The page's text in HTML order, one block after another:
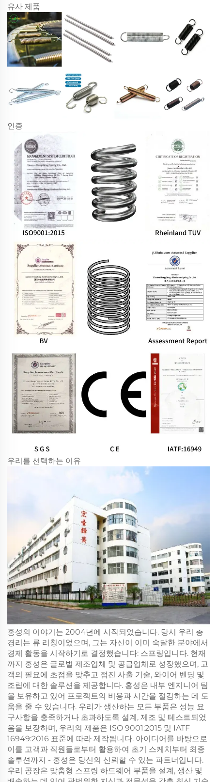
유사 제품
인증
우리를 선택하는 이유
홍성의 이야기는 2004년에 시작되었습니다. 당시 우리 총
경리는 류 리칭이었으며, 그는 자신이 이미 숙달한 분야에서
경제 활동을 시작하기로 결정했습니다: 스프링입니다. 현재
까지 홍성은 글로벌 제조업체 및 공급업체로 성장했으며, 고
객의 필요에 초점을 맞추고 점진 사출 기술, 와이어 벤딩 및
조립에 대한 솔루션을 제공합니다. 홍성은 내부 엔지니어 팀
을 보유하고 있어 프로젝트의 비용과 시간을 절감하는 데 도
움을 줄 수 있습니다. 우리가 생산하는 모든 부품은 성능 요
구사항을 충족하거나 초과하도록 설계, 제조 및 테스트되었
음을 보장하며, 우리의 제품은 ISO 9001:2015 및 IATF
16949:2016 표준에 따라 제작됩니다. 아이디어를 바탕으로
이를 고객과 직원들로부터 활용하여 초기 스케치부터 최종
솔루션까지 - 홍성은 당신의 신뢰할 수 있는 파트너입니다.
우리 공장은 맞춤형 스프링 하드웨어 부품을 설계, 생산 및